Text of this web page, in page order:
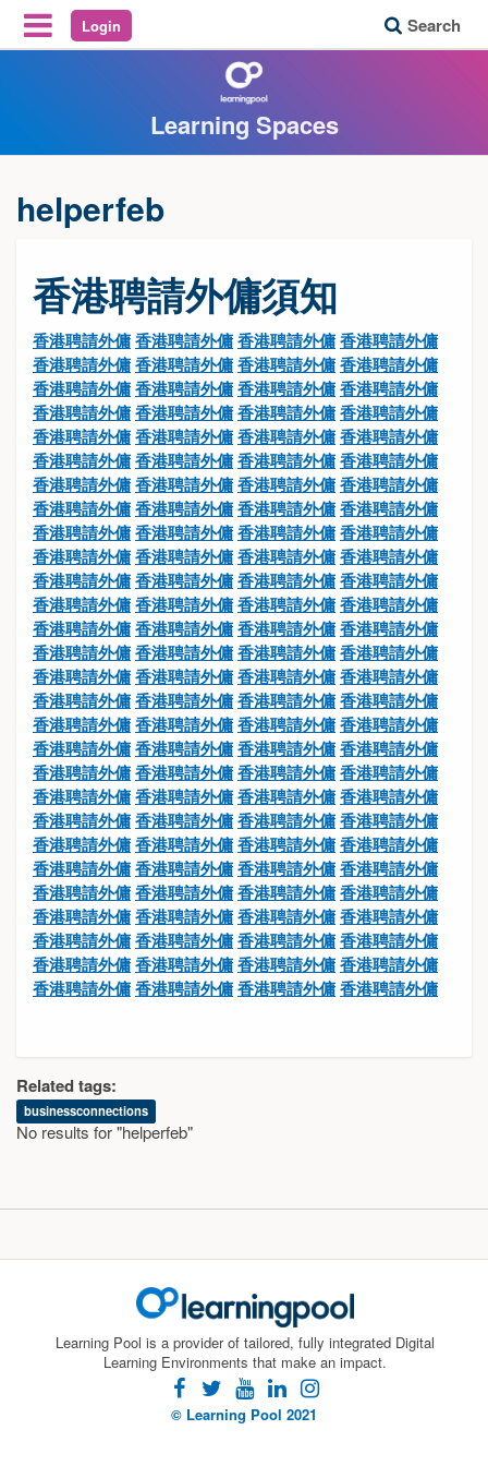
Reveal Off-Canvas Navigation
Login Search
Learning Spaces
helperfeb
香港聘請外傭須知
香港聘請外傭香港聘請外傭香港聘請外傭香港聘請外傭
香港聘請外傭香港聘請外傭香港聘請外傭香港聘請外傭
香港聘請外傭香港聘請外傭香港聘請外傭香港聘請外傭
香港聘請外傭香港聘請外傭香港聘請外傭香港聘請外傭
香港聘請外傭香港聘請外傭香港聘請外傭香港聘請外傭
香港聘請外傭香港聘請外傭香港聘請外傭香港聘請外傭
香港聘請外傭香港聘請外傭香港聘請外傭香港聘請外傭
香港聘請外傭香港聘請外傭香港聘請外傭香港聘請外傭
香港聘請外傭香港聘請外傭香港聘請外傭香港聘請外傭
香港聘請外傭香港聘請外傭香港聘請外傭香港聘請外傭
香港聘請外傭香港聘請外傭香港聘請外傭香港聘請外傭
香港聘請外傭香港聘請外傭香港聘請外傭香港聘請外傭
香港聘請外傭香港聘請外傭香港聘請外傭香港聘請外傭
香港聘請外傭香港聘請外傭香港聘請外傭香港聘請外傭
香港聘請外傭香港聘請外傭香港聘請外傭香港聘請外傭
香港聘請外傭香港聘請外傭香港聘請外傭香港聘請外傭
香港聘請外傭香港聘請外傭香港聘請外傭香港聘請外傭
香港聘請外傭香港聘請外傭香港聘請外傭香港聘請外傭
香港聘請外傭香港聘請外傭香港聘請外傭香港聘請外傭
香港聘請外傭香港聘請外傭香港聘請外傭香港聘請外傭
香港聘請外傭香港聘請外傭香港聘請外傭香港聘請外傭
香港聘請外傭香港聘請外傭香港聘請外傭香港聘請外傭
香港聘請外傭香港聘請外傭香港聘請外傭香港聘請外傭
香港聘請外傭香港聘請外傭香港聘請外傭香港聘請外傭
香港聘請外傭香港聘請外傭香港聘請外傭香港聘請外傭
香港聘請外傭香港聘請外傭香港聘請外傭香港聘請外傭
香港聘請外傭香港聘請外傭香港聘請外傭香港聘請外傭
香港聘請外傭香港聘請外傭香港聘請外傭香港聘請外傭
Related tags:
businessconnections
No results for "helperfeb"
Learning Pool is a provider of tailored, fully integrated Digital
Learning Environments that make an impact.
facebook
twitteryoutube
linkedininstagram
© Learning Pool 2021